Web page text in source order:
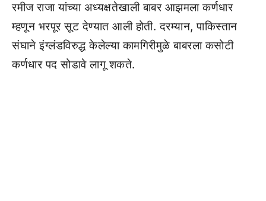
रमीज राजा यांच्या अध्यक्षतेखाली बाबर आझमला कर्णधार
म्हणून भरपूर सूट देण्यात आली होती. दरम्यान, पाकिस्तान
संघाने इंग्लंडविरुद्ध केलेल्या कामगिरीमुळे बाबरला कसोटी
कर्णधार पद सोडावे लागू शकते.